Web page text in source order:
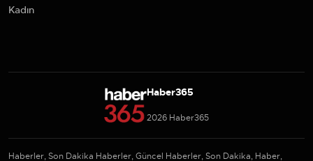
Kadın
Haber365
2026 Haber365
Haberler, Son Dakika Haberler, Güncel Haberler, Son Dakika, Haber,